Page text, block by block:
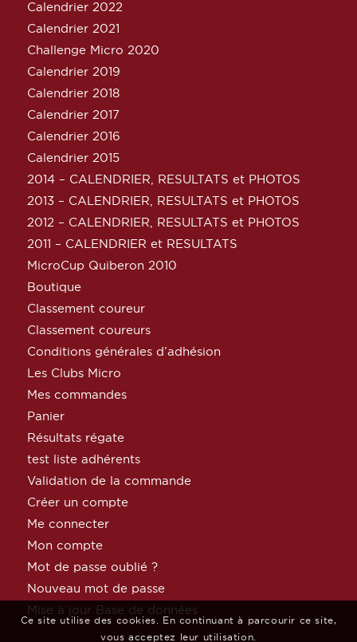
Calendrier 2022
Calendrier 2021
Challenge Micro 2020
Calendrier 2019
Calendrier 2018
Calendrier 2017
Calendrier 2016
Calendrier 2015
2014 – CALENDRIER, RESULTATS et PHOTOS
2013 – CALENDRIER, RESULTATS et PHOTOS
2012 – CALENDRIER, RESULTATS et PHOTOS
2011 – CALENDRIER et RESULTATS
MicroCup Quiberon 2010
Boutique
Classement coureur
Classement coureurs
Conditions générales d’adhésion
Les Clubs Micro
Mes commandes
Panier
Résultats régate
test liste adhérents
Validation de la commande
Créer un compte
Me connecter
Mon compte
Mot de passe oublié ?
Nouveau mot de passe
Mise à jour Base de données
Ce site utilise des cookies. En continuant à parcourir ce site,
vous acceptez leur utilisation.